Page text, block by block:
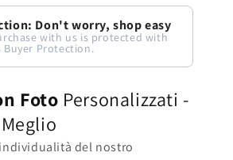
Don't worry, shop easy
with us is protected with
Buyer Protection.
Foto Personalizzati -
del nostro